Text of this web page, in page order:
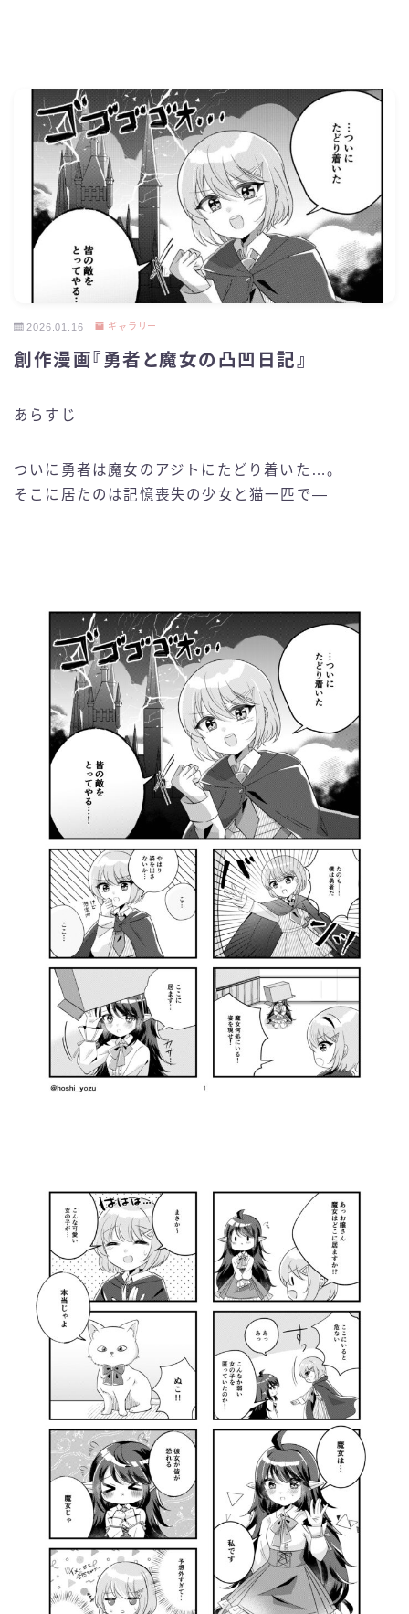
2026.01.16 ギャラリー
創作漫画『勇者と魔女の凸凹日記』
あらすじ
ついに勇者は魔女のアジトにたどり着いた…。
そこに居たのは記憶喪失の少女と猫一匹で―